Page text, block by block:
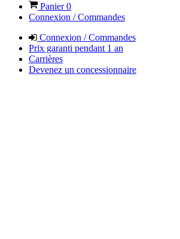
Panier0
Connexion / Commandes
Connexion / Commandes
Prix garanti pendant 1 an
Carrières
Devenez un concessionnaire